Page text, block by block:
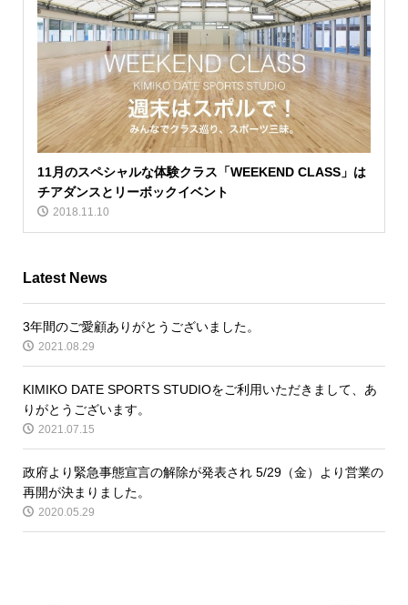
11月のスペシャルな体験クラス「WEEKEND CLASS」は
チアダンスとリーボックイベント
2018.11.10
Latest News
3年間のご愛顧ありがとうございました。
2021.08.29
KIMIKO DATE SPORTS STUDIOをご利用いただきまして、あ
りがとうございます。
2021.07.15
政府より緊急事態宣言の解除が発表され 5/29（金）より営業の
再開が決まりました。
2020.05.29